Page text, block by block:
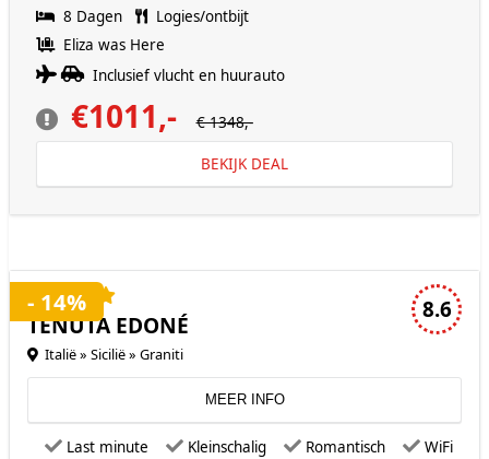
8 Dagen
Logies/ontbijt
Eliza was Here
Inclusief vlucht en huurauto
€1011,- € 1348,-
BEKIJK DEAL
8.6
TENUTA EDONÉ
Italië » Sicilië » Graniti
MEER INFO
Last minute Kleinschalig Romantisch WiFi
- 14%